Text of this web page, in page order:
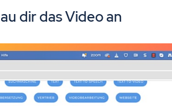
dir das Video an